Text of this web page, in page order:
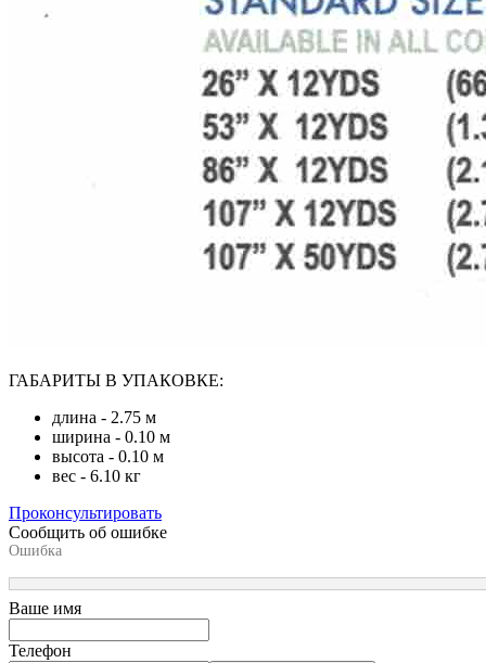
ГАБАРИТЫ В УПАКОВКЕ:
длина - 2.75 м
ширина - 0.10 м
высота - 0.10 м
вес - 6.10 кг
Проконсультировать
Сообщить об ошибке
Ошибка
Ваше имя
Телефон